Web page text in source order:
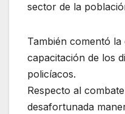
sector de la
También comentó
capacitación de los
policíacos.
Respecto al
desafortunada